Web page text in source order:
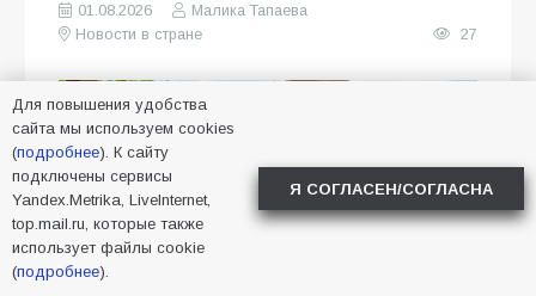
01.08.2026
Малика Тапаева
Новости в стране
27
Для повышения удобства
сайта мы используем cookies
(подробнее). К сайту
подключены сервисы
Yandex.Metrika, LiveInternet,
top.mail.ru, которые также
использует файлы cookie
(подробнее).
Я СОГЛАСЕН/СОГЛАСНА